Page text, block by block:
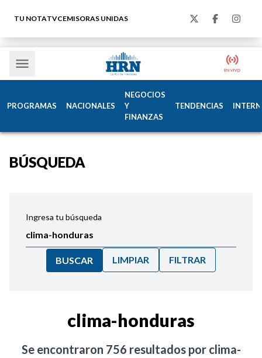
TU NOTATVCEMISORAS UNIDAS
PROGRAMAS NACIONALES
NEGOCIOS
Y
FINANZAS
TENDENCIAS
BÚSQUEDA
Ingresa tu búsqueda
BUSCAR LIMPIAR FILTRAR
clima-honduras
Se encontraron 756 resultados por clima-